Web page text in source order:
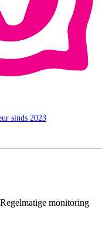
sinds 2023
Regelmatige monitoring